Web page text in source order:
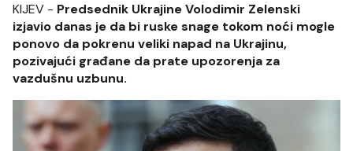
KIJEV - Predsednik Ukrajine Volodimir Zelenski
izjavio danas je da bi ruske snage tokom noći mogle
ponovo da pokrenu veliki napad na Ukrajinu,
pozivajući građane da prate upozorenja za
vazdušnu uzbunu.